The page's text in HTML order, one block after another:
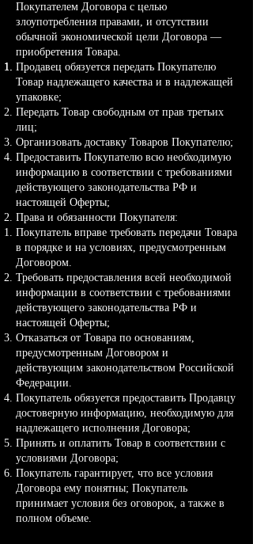
Покупателем Договора с целью
злоупотребления правами, и отсутствии
обычной экономической цели Договора —
приобретения Товара.
Продавец обязуется передать Покупателю
Товар надлежащего качества и в надлежащей
упаковке;
Передать Товар свободным от прав третьих
лиц;
Организовать доставку Товаров Покупателю;
Предоставить Покупателю всю необходимую
информацию в соответствии с требованиями
действующего законодательства РФ и
настоящей Оферты;
Права и обязанности Покупателя:
Покупатель вправе требовать передачи Товара
в порядке и на условиях, предусмотренным
Договором.
Требовать предоставления всей необходимой
информации в соответствии с требованиями
действующего законодательства РФ и
настоящей Оферты;
Отказаться от Товара по основаниям,
предусмотренным Договором и
действующим законодательством Российской
Федерации.
Покупатель обязуется предоставить Продавцу
достоверную информацию, необходимую для
надлежащего исполнения Договора;
Принять и оплатить Товар в соответствии с
условиями Договора;
Покупатель гарантирует, что все условия
Договора ему понятны; Покупатель
принимает условия без оговорок, а также в
полном объеме.